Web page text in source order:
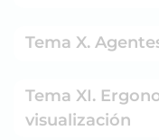
Tema X.
Tema XI.
visualización